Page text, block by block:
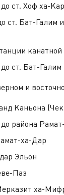
ст. Хоф ха-
ст. Бат-Галим
канатной
ст. Бат-Галим
и
Каньона
района
ха-Дар
Эльон
Паз
ха-